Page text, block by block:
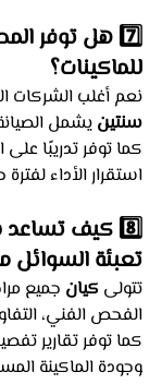
7️⃣ هل توفر
للماكينات؟
نعم أغلب الشركات
سنتين يشمل
كما توفر تدريبًا
استقرار الأداء
8️⃣ كيف
تعبئة السوائل
تتولى كيان جميع
الفحص الفني،
كما توفر تقارير
وجودة الماكينة